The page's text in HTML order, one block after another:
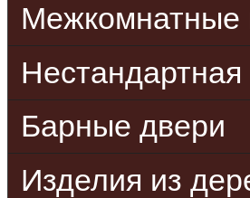
Межкомнатные
Барные двери
Изделия из